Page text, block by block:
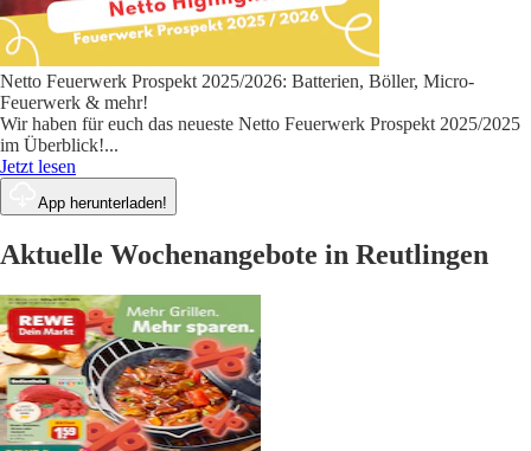
Netto Feuerwerk Prospekt 2025/2026: Batterien, Böller, Micro-
Feuerwerk & mehr!
Wir haben für euch das neueste Netto Feuerwerk Prospekt 2025/2025
im Überblick!...
Jetzt lesen
App herunterladen!
Aktuelle Wochenangebote in Reutlingen